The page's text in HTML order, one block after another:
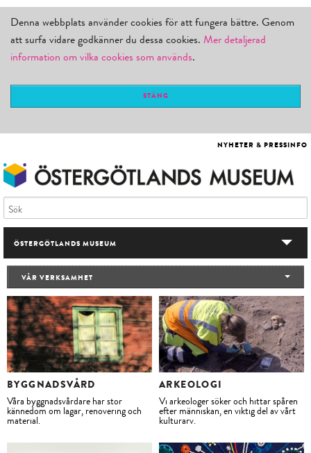
Denna webbplats använder cookies för att fungera bättre. Genom
att surfa vidare godkänner du dessa cookies. Mer detaljerad
information om vilka cookies som används.
STÄNG
NYHETER & PRESSINFO
ÖSTERGÖTLANDS MUSEUM
VÅRA BESÖKSMÅL
UTSTÄLLNINGAR & AKTIVITETER
SAMLINGARNA
UNGA & PEDAGOGER
VÅR VERKSAMHET
VÅR VERKSAMHET
ARKEOLOGI
Vi arkeologer söker och hittar spåren
efter människan, en viktig del av vårt
kulturarv.
BYGGNADSVÅRD
Våra byggnadsvårdare har stor
kännedom om lagar, renovering och
material.